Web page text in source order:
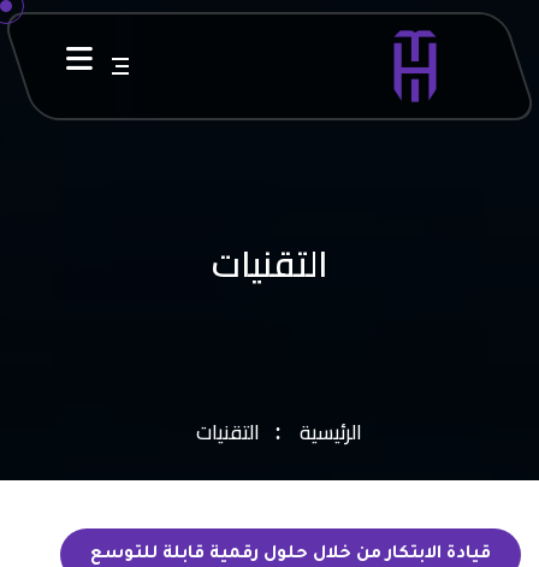
التقنيات
الرئيسية التقنيات
قيادة الابتكار من خلال حلول رقمية قابلة للتوسع